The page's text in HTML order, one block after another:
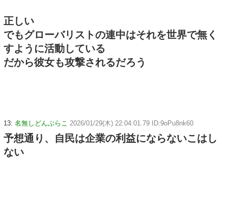
正しい
でもグローバリストの連中はそれを世界で無く
すように活動している
だから彼女も攻撃されるだろう
13: 名無しどんぶらこ 2026/01/29(木) 22:04:01.79 ID:9oPu8nk60
予想通り、自民は企業の利益にならないこはし
ない